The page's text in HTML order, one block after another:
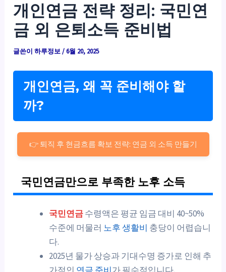
개인연금 전략 정리: 국민연
금 외 은퇴소득 준비법
글쓴이하루정보/6월 20, 2025
개인연금, 왜 꼭 준비해야 할
까?
👉 퇴직 후 현금흐름 확보 전략: 연금 외 소득 만들기
국민연금만으로 부족한 노후 소득
국민연금수령액은 평균 임금 대비 40~50%
수준에 머물러 노후 생활비 충당이 어렵습니
다.
2025년 물가 상승과 기대수명 증가로 인해 추